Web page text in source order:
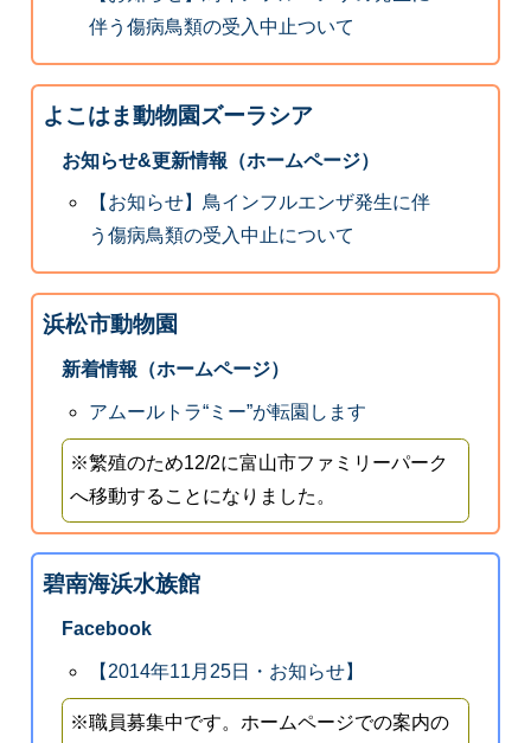
伴う傷病鳥類の受入中止ついて
よこはま動物園ズーラシア
お知らせ&更新情報（ホームページ）
【お知らせ】鳥インフルエンザ発生に伴
う傷病鳥類の受入中止について
浜松市動物園
新着情報（ホームページ）
アムールトラ“ミー”が転園します
※繁殖のため12/2に富山市ファミリーパーク
へ移動することになりました。
碧南海浜水族館
Facebook
【2014年11月25日・お知らせ】
※職員募集中です。ホームページでの案内の